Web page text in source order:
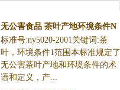
无公害食品 茶叶产地环境条件N
Y 5020-2001
标准号:ny5020-2001关键词:茶
叶，环境条件1范围本标准规定了
无公害茶叶产地和环境条件的术
语和定义，产...